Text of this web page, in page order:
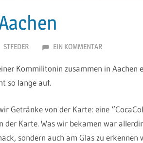
STFEDER EIN KOMMENTAR
Kommilitonin zusammen in Aachen
so lange auf.
Getränke von der Karte: eine
der Karte. Was wir bekamen war
sondern auch am Glas zu